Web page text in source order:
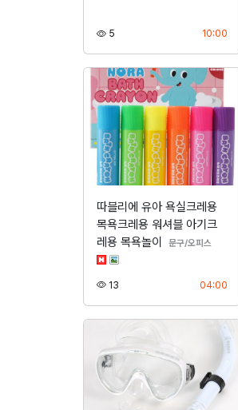
5 10:00등록
따블리에 유아 욕실크레용
목욕크레용 워셔블 아기크
레용 목욕놀이
문구/오피스
13 04:00등록